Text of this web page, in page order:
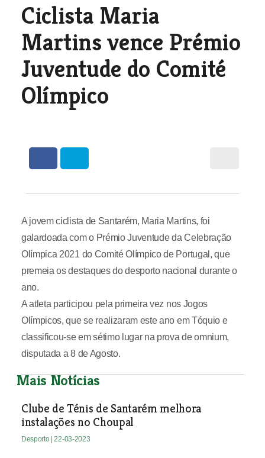
Ciclista Maria
Martins vence Prémio
Juventude do Comité
Olímpico
A jovem ciclista de Santarém, Maria Martins, foi
galardoada com o Prémio Juventude da Celebração
Olímpica 2021 do Comité Olímpico de Portugal, que
premeia os destaques do desporto nacional durante o
ano.
A atleta participou pela primeira vez nos Jogos
Olímpicos, que se realizaram este ano em Tóquio e
classificou-se em sétimo lugar na prova de omnium,
disputada a 8 de Agosto.
Mais Notícias
Clube de Ténis de Santarém melhora
instalações no Choupal
Desporto | 22-03-2023